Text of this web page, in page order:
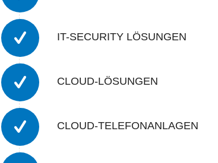
IT-SECURITY LÖSUNGEN
CLOUD-LÖSUNGEN
CLOUD-TELEFONANLAGEN